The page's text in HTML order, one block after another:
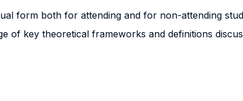
form both for attending and for non-attending
of key theoretical frameworks and definitions